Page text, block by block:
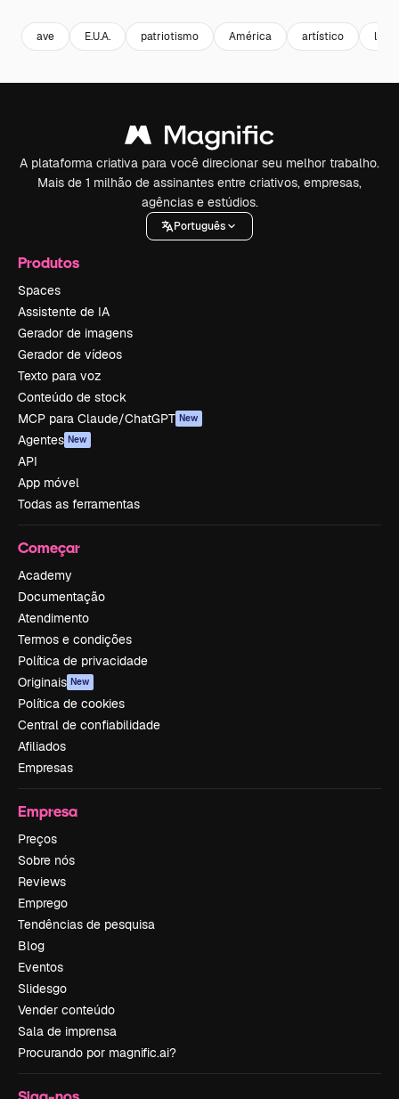
ave E.U.A. patriotismo América artístico
A plataforma criativa para você direcionar seu melhor trabalho.
Mais de 1 milhão de assinantes entre criativos, empresas,
agências e estúdios.
Português
Produtos
Spaces
Assistente de IA
Gerador de imagens
Gerador de vídeos
Texto para voz
Conteúdo de stock
MCP para Claude/ChatGPT New
Agentes New
API
App móvel
Todas as ferramentas
Começar
Academy
Documentação
Atendimento
Termos e condições
Política de privacidade
Originais New
Política de cookies
Central de confiabilidade
Afiliados
Empresas
Empresa
Preços
Sobre nós
Reviews
Emprego
Tendências de pesquisa
Blog
Eventos
Slidesgo
Vender conteúdo
Sala de imprensa
Procurando por magnific.ai?